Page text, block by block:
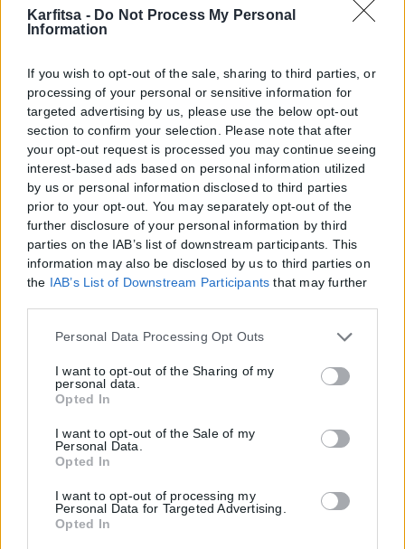
Karfitsa - Do Not Process My Personal
Information
If you wish to opt-out of the sale, sharing to third parties, or
processing of your personal or sensitive information for
targeted advertising by us, please use the below opt-out
section to confirm your selection. Please note that after
your opt-out request is processed you may continue seeing
interest-based ads based on personal information utilized
by us or personal information disclosed to third parties
prior to your opt-out. You may separately opt-out of the
further disclosure of your personal information by third
parties on the IAB’s list of downstream participants. This
information may also be disclosed by us to third parties on
the IAB’s List of Downstream Participants that may further
Please note that this website/app uses one or more Google
but not limited to your visit or usage behaviour. You may
click to grant or deny consent to Google and its third-party
tags to use your data for below specified purposes in below
Google consent section.
Personal Data Processing Opt Outs
I want to opt-out of the Sharing of my
personal data.
Opted In
I want to opt-out of the Sale of my
Personal Data.
Opted In
I want to opt-out of processing my
Personal Data for Targeted Advertising.
Opted In
Cover Stories - Πρόσωπα
που παρασύρθηκε από τρένο στο Κορδελιό
Τραγικό θάνατο βρήκε άνδρας, ο οποίος παρασύρθηκε από τρένο,
γύρω στις 9.30 το βράδυ, στην περιοχή Διαλογή, στο Κορδελιό
Θεσσαλονίκης....
ΑΝΑΡΤΉΘΗΚΕ ΑΠΌ
Cover Stories - Πρόσωπα
Σταύρος Καλαφάτης: Ο Θεσσαλονικιός
πολιτικός που βάζει το «εμείς» πάνω από το
«εγώ»
Γεννήθηκε το 1965 στη Θεσσαλονίκη, όπου και μεγάλωσε σε ένα
μικρό διαμέρισμα της Βασιλίσσης Όλγας, λίγα μέτρα από τον Ιερό...
ΑΝΑΡΤΉΘΗΚΕ ΑΠΌ